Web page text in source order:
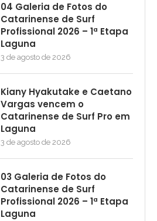
04 Galeria de Fotos do
Catarinense de Surf
Profissional 2026 – 1ª Etapa
Laguna
3 de agosto de 2026
Kiany Hyakutake e Caetano
Vargas vencem o
Catarinense de Surf Pro em
Laguna
3 de agosto de 2026
03 Galeria de Fotos do
Catarinense de Surf
Profissional 2026 – 1ª Etapa
Laguna